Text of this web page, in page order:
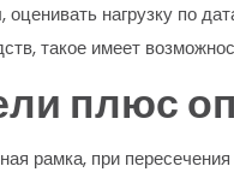
нагрузку по
такое имеет
плюс
рамка, при